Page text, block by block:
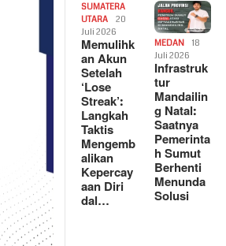
SUMATERA
UTARA
20
Juli 2026
Memulihk
an Akun
Setelah
‘Lose
Streak’:
Langkah
Taktis
Mengemb
alikan
Kepercay
aan Diri
dal…
MEDAN
18
Juli 2026
Infrastruk
tur
Mandailin
g Natal:
Saatnya
Pemerinta
h Sumut
Berhenti
Menunda
Solusi